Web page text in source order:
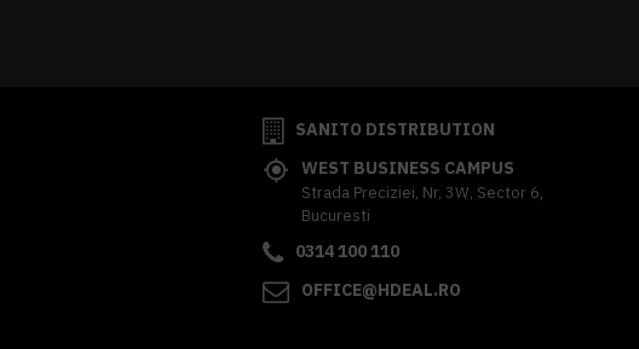
SANITO DISTRIBUTION
WEST BUSINESS CAMPUS
Strada Preciziei, Nr, 3W, Sector 6,
Bucuresti
0314 100 110
OFFICE@HDEAL.RO